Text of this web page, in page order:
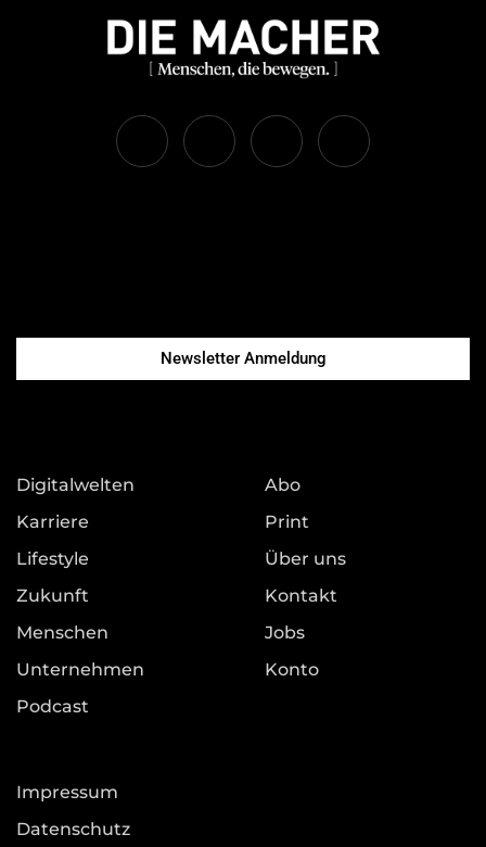
Newsletter Anmeldung
Digitalwelten
Karriere
Lifestyle
Zukunft
Menschen
Unternehmen
Podcast
Abo
Print
Über uns
Kontakt
Jobs
Konto
Impressum
Datenschutz